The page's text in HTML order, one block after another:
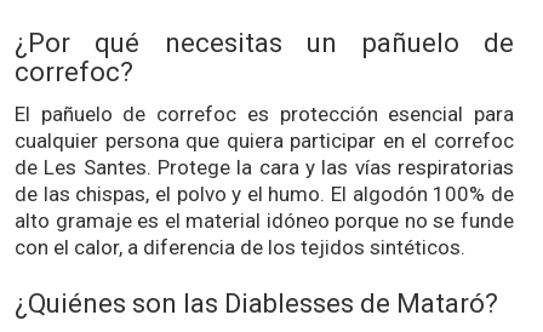
¿Por qué necesitas un pañuelo de
correfoc?
El pañuelo de correfoc es protección esencial para
cualquier persona que quiera participar en el correfoc
de Les Santes. Protege la cara y las vías respiratorias
de las chispas, el polvo y el humo. El algodón 100% de
alto gramaje es el material idóneo porque no se funde
con el calor, a diferencia de los tejidos sintéticos.
¿Quiénes son las Diablesses de Mataró?